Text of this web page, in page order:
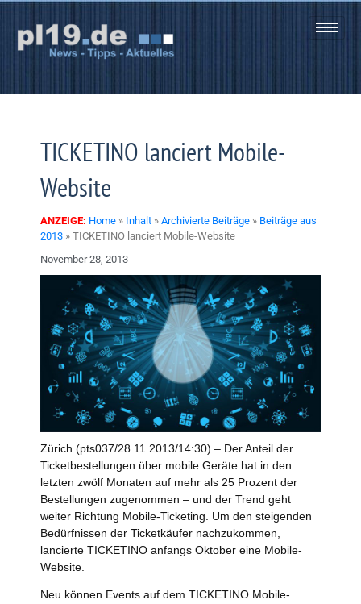
Zum
springen
TICKETINO lanciert Mobile-
Website
ANZEIGE: Home » Inhalt » Archivierte Beiträge » Beiträge aus
2013 » TICKETINO lanciert Mobile-Website
November 28, 2013
Zürich (pts037/28.11.2013/14:30) – Der Anteil der
Ticketbestellungen über mobile Geräte hat in den
letzten zwölf Monaten auf mehr als 25 Prozent der
Bestellungen zugenommen – und der Trend geht
weiter Richtung Mobile-Ticketing. Um den steigenden
Bedürfnissen der Ticketkäufer nachzukommen,
lancierte TICKETINO anfangs Oktober eine Mobile-
Website.
Neu können Events auf dem TICKETINO Mobile-